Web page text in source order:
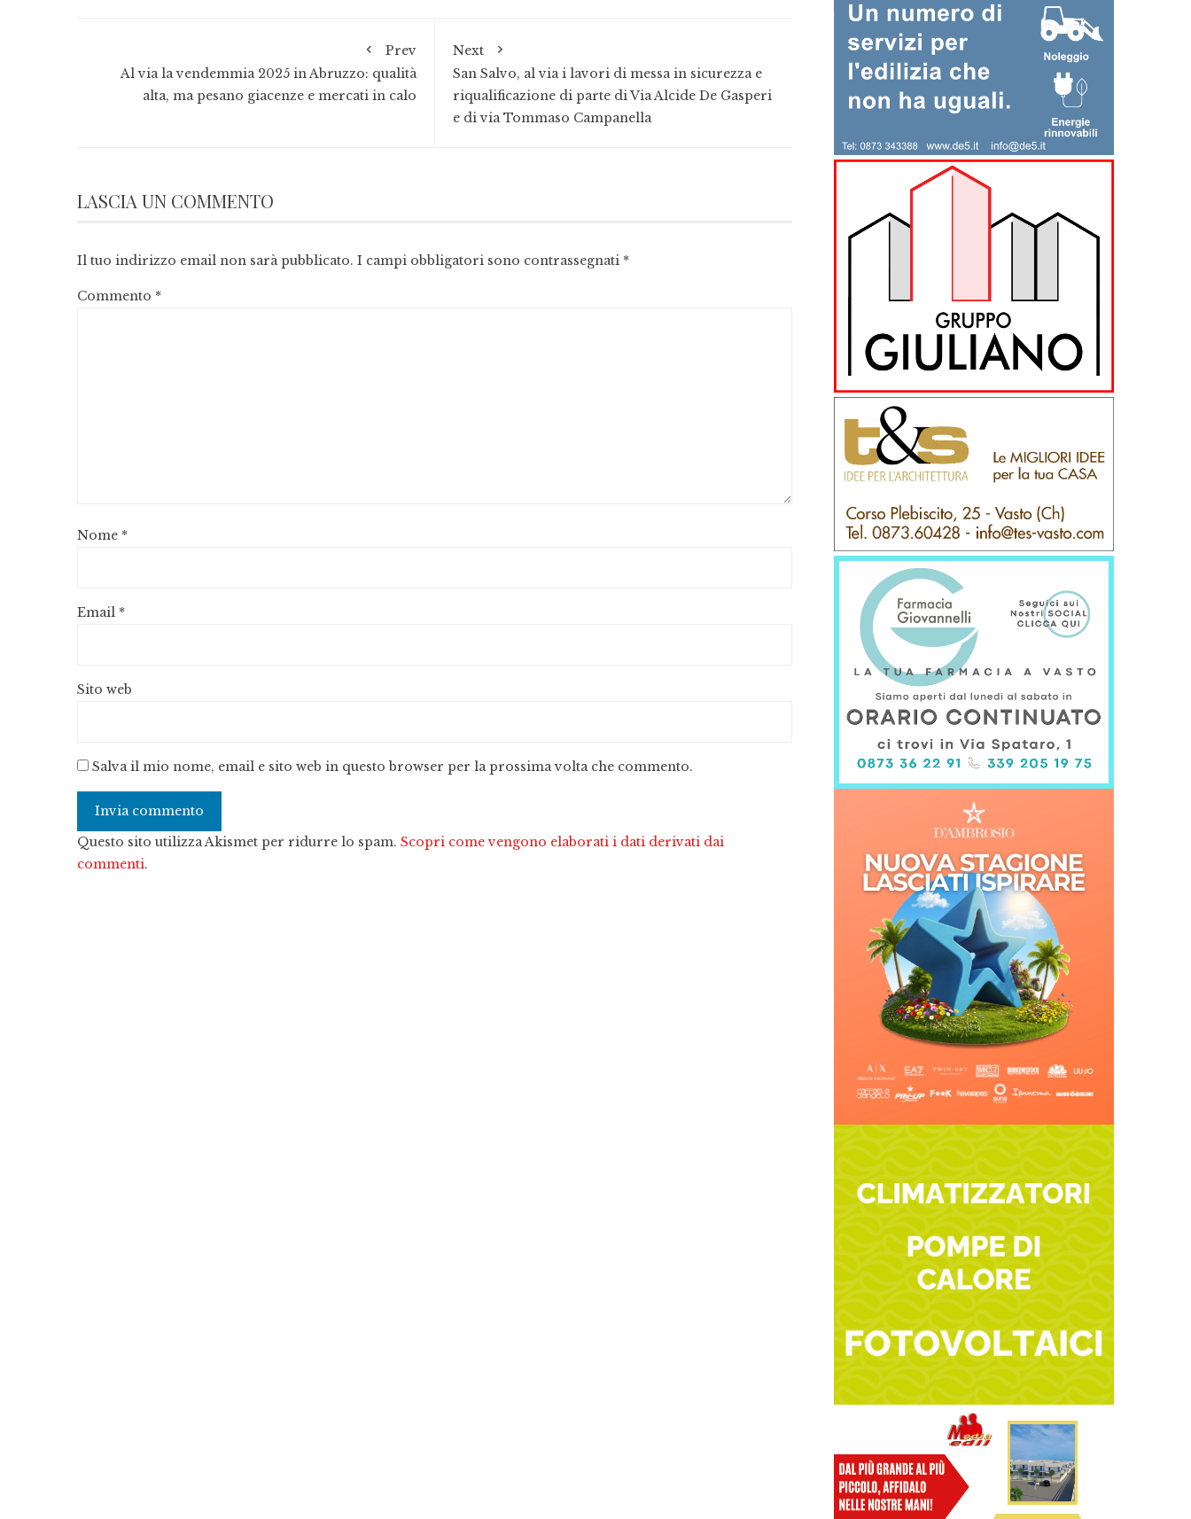
Prev
Al via la vendemmia 2025 in Abruzzo: qualità
alta, ma pesano giacenze e mercati in calo
Next
San Salvo, al via i lavori di messa in sicurezza e
riqualificazione di parte di Via Alcide De Gasperi
e di via Tommaso Campanella
LASCIA UN COMMENTO
Il tuo indirizzo email non sarà pubblicato. I campi obbligatori sono contrassegnati *
Commento *
Nome *
Email *
Sito web
Salva il mio nome, email e sito web in questo browser per la prossima volta che commento.
Questo sito utilizza Akismet per ridurre lo spam. Scopri come vengono elaborati i dati derivati dai
commenti.